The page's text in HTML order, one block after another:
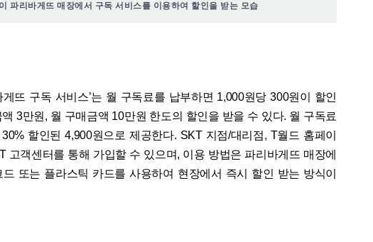
파리바게뜨 매장에서 구독 서비스를 이용하여 할인을 받는 모습
게뜨 구독 서비스’는 월 구독료를 납부하면 1,000원당 300원이 할인
3만원, 월 구매금액 10만원 한도의 할인을 받을 수 있다. 월 구독료
할인된 4,900원으로 제공한다. SKT 지점/대리점, T월드 홈페이
고객센터를 통해 가입할 수 있으며, 이용 방법은 파리바게뜨 매장에
또는 플라스틱 카드를 사용하여 현장에서 즉시 할인 받는 방식이